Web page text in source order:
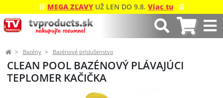
🛒 MEGA ZĽAVY UŽ LEN DO 9.8. Viac tu 🛒
Bazény Bazénové príslušenstvo
CLEAN POOL BAZÉNOVÝ PLÁVAJÚCI
TEPLOMER KAČIČKA